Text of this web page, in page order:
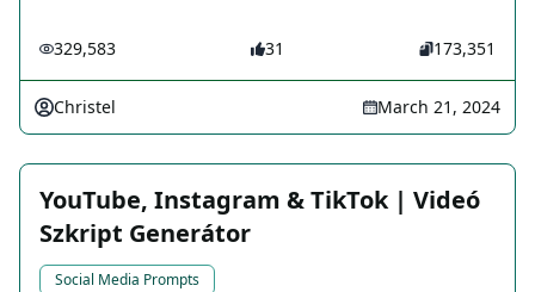
329,583 31 173,351
Christel March 21, 2024
YouTube, Instagram & TikTok | Videó
Szkript Generátor
Social Media Prompts